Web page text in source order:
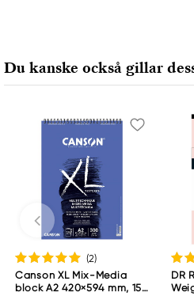
Du kanske också gillar
(2)
Canson XL Mix-Media
block A2 420×594 mm, 15
DR